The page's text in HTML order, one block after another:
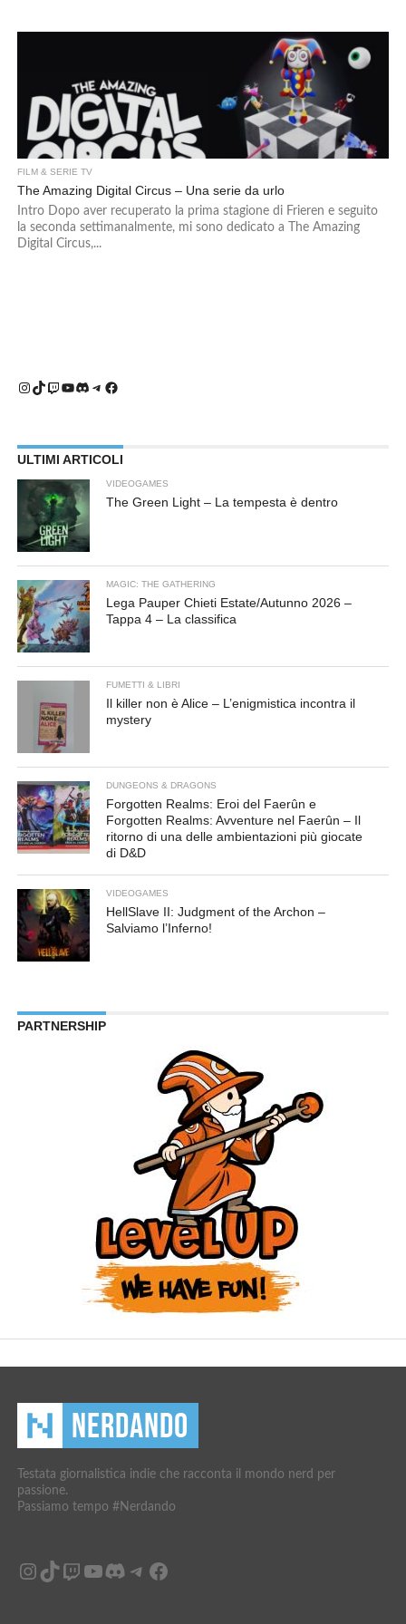
FILM & SERIE TV
The Amazing Digital Circus – Una serie da urlo
Intro Dopo aver recuperato la prima stagione di Frieren e seguito
la seconda settimanalmente, mi sono dedicato a The Amazing
Digital Circus,...
Instagram
TikTok
Twitch
YouTube
Discord
Telegram
Facebook
ULTIMI ARTICOLI
VIDEOGAMES
The Green Light – La tempesta è dentro
MAGIC: THE GATHERING
Lega Pauper Chieti Estate/Autunno 2026 –
Tappa 4 – La classifica
FUMETTI & LIBRI
Il killer non è Alice – L’enigmistica incontra il
mystery
DUNGEONS & DRAGONS
Forgotten Realms: Eroi del Faerûn e
Forgotten Realms: Avventure nel Faerûn – Il
ritorno di una delle ambientazioni più giocate
di D&D
VIDEOGAMES
HellSlave II: Judgment of the Archon –
Salviamo l’Inferno!
PARTNERSHIP
Testata giornalistica indie che racconta il mondo nerd per
passione.
Passiamo tempo #Nerdando
Instagram
TikTok
Twitch
YouTube
Discord
Telegram
Facebook